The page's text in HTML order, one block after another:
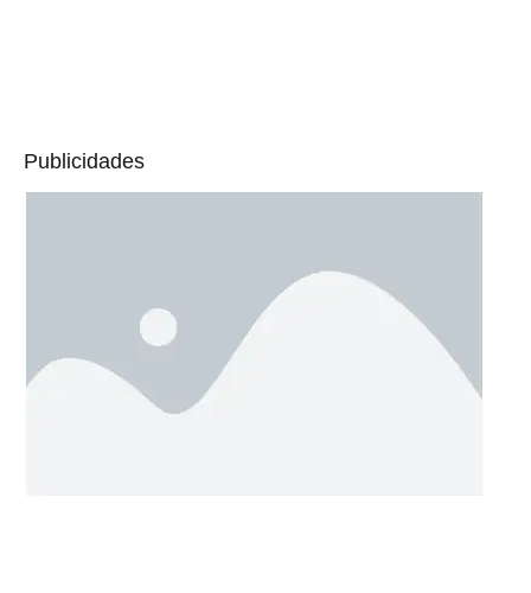
Publicidades